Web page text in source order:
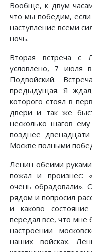
Вообще, к двум
что мы победим,
наступление всеми
ночь.
Вторая встреча с
условлено, 7 июля
Подвойский.
предыдущая. Я
которого стоял в
двери и так же
несколько шагов
позднее
Москве полными
Ленин обеими
пожал и произнес:
очень обрадовали».
рядом и попросил
и каково
передал все, что мне
настроении
наших войсках.